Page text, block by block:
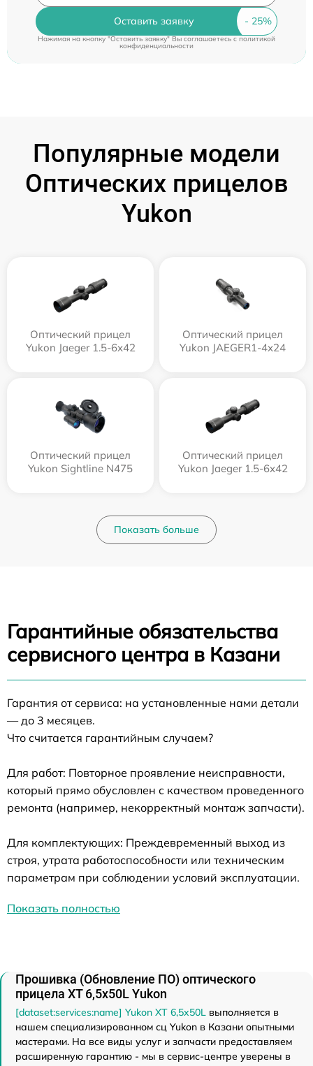
Оставить заявку
Нажимая на кнопку "Оставить заявку" Вы соглашаетесь cполитикой
конфиденциальности
Популярные модели
Оптических прицелов
Yukon
Оптический прицел
Yukon Jaeger 1.5-6x42
Оптический прицел
Yukon JAEGER1-4x24
Оптический прицел
Yukon Sightline N475
Оптический прицел
Yukon Jaeger 1.5-6x42
Показать больше
Гарантийные обязательства
сервисного центра в Казани
Гарантия от сервиса: на установленные нами детали
— до 3 месяцев.
Что считается гарантийным случаем?
Для работ: Повторное проявление неисправности,
который прямо обусловлен с качеством проведенного
ремонта (например, некорректный монтаж запчасти).
Для комплектующих: Преждевременный выход из
строя, утрата работоспособности или техническим
параметрам при соблюдении условий эксплуатации.
Показать полностью
Прошивка (Обновление ПО) оптического
прицела XT 6,5x50L Yukon
[dataset:services:name] Yukon XT 6,5x50L выполняется в
нашем специализированном сц Yukon в Казани опытными
мастерами. На все виды услуг и запчасти предоставляем
расширенную гарантию - мы в сервис-центре уверены в